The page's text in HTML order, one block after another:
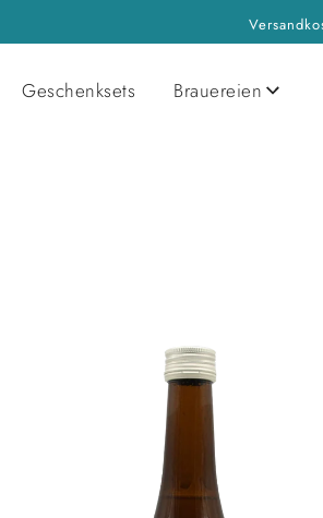
Geschenksets Brauereien